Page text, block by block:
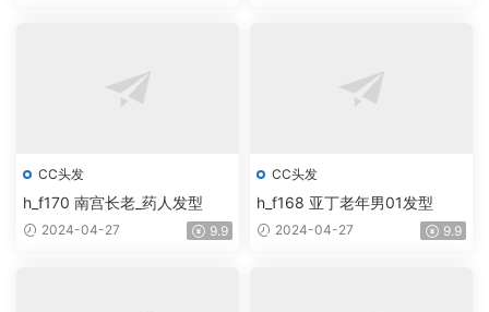
CC头发
h_f170 南宫长老_药人发型
2024-04-27 9.9
CC头发
h_f168 亚丁老年男01发型
2024-04-27 9.9